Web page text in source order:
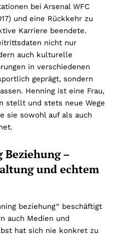
bei Arsenal WFC
und eine Rückkehr zu
Karriere beendete.
nicht nur
auch kulturelle
in verschiedenen
geprägt, sondern
Henning ist eine Frau,
stellt und stets neue Wege
sie sowohl auf als auch
Beziehung –
und echtem
beziehung“ beschäftigt
auch Medien und
hat sich nie konkret zu